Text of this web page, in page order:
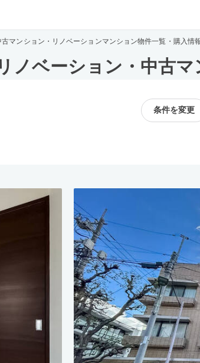
マンション・リノベーションマンション物件一覧・購入情
ノベーション・中古
条件を変更